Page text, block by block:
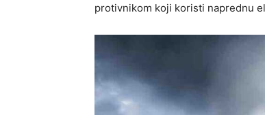
protivnikom koji koristi naprednu